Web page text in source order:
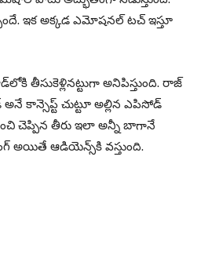
ఇక అక్కడ ఎమోషనల్ టచ్ ఇస్తూ
తీసుకెళ్లినట్టుగా అనిపిస్తుంది. రాజ్
కాన్సెప్ట్ చుట్టూ అల్లిన ఎపిసోడ్
చెప్పిన తీరు ఇలా అన్నీ బాగానే
ఆడియెన్స్‌కి వస్తుంది.